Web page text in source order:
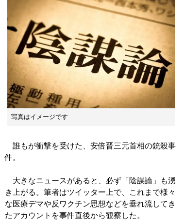
写真はイメージです
誰もが衝撃を受けた、安倍晋三元首相の銃殺事
件。
大きなニュースがあると、必ず「陰謀論」も湧
き上がる。筆者はツイッター上で、これまで様々
な医療デマや反ワクチン思想などを垂れ流してき
たアカウントを事件直後から観察した。